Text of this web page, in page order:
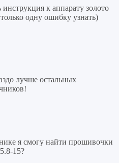
к аппарату золото
одну ошибку узнать)
лучше остальных
я смогу найти прошивочки
15?